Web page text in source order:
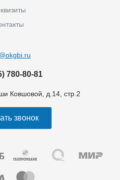
780-80-81
Ковшовой, д.14, стр.2
звонок